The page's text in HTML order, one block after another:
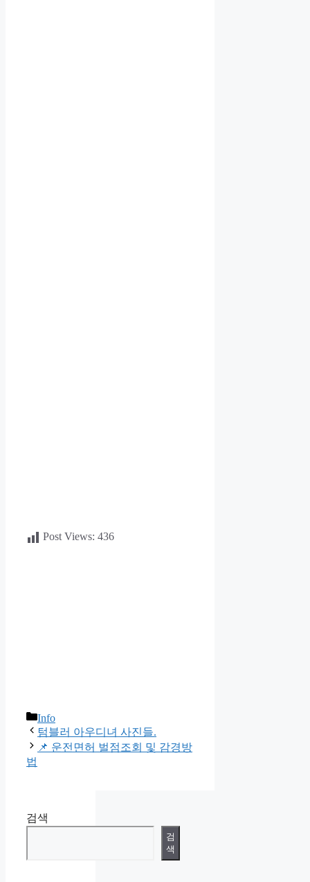
Post Views: 436
카
테
고
Info
텀블러 아우디녀 사진들.
📌 운전면허 벌점조회 및 감경방
법
검색
검
색